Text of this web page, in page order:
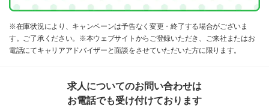
※在庫状況により、キャンペーンは予告なく変更・終了する場合がございま
す。ご了承ください。※本ウェブサイトからご登録いただき、ご来社またはお
電話にてキャリアアドバイザーと面談をさせていただいた方に限ります。
求人についてのお問い合わせは
お電話でも受け付けております